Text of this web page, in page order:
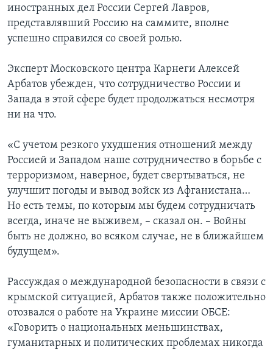
иностранных дел России Сергей Лавров,
представлявший Россию на саммите, вполне
успешно справился со своей ролью.
Эксперт Московского центра Карнеги Алексей
Арбатов убежден, что сотрудничество России и
Запада в этой сфере будет продолжаться несмотря
ни на что.
«С учетом резкого ухудшения отношений между
Россией и Западом наше сотрудничество в борьбе с
терроризмом, наверное, будет свертываться, не
улучшит погоды и вывод войск из Афганистана…
Но есть темы, по которым мы будем сотрудничать
всегда, иначе не выживем, – сказал он. – Войны
быть не должно, во всяком случае, не в ближайшем
будущем».
Рассуждая о международной безопасности в связи с
крымской ситуацией, Арбатов также положительно
отозвался о работе на Украине миссии ОБСЕ:
«Говорить о национальных меньшинствах,
гуманитарных и политических проблемах никогда